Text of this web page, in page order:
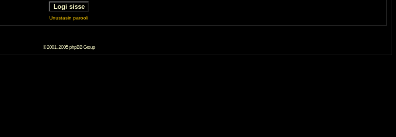
Unustasin parooli
© 2001, 2005 phpBB Group